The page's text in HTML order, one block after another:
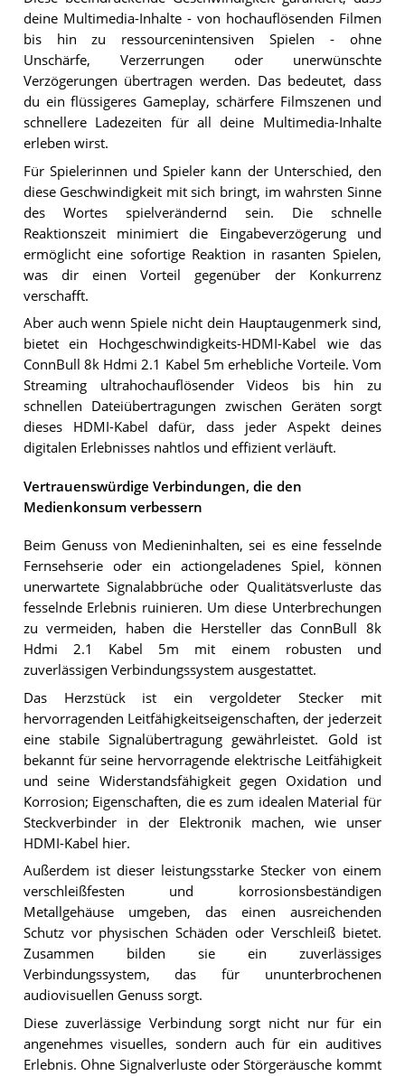
deine Multimedia-Inhalte - von hochauflösenden Filmen
bis hin zu ressourcenintensiven Spielen - ohne
Unschärfe, Verzerrungen oder unerwünschte
Verzögerungen übertragen werden. Das bedeutet, dass
du ein flüssigeres Gameplay, schärfere Filmszenen und
schnellere Ladezeiten für all deine Multimedia-Inhalte
erleben wirst.
Für Spielerinnen und Spieler kann der Unterschied, den
diese Geschwindigkeit mit sich bringt, im wahrsten Sinne
des Wortes spielverändernd sein. Die schnelle
Reaktionszeit minimiert die Eingabeverzögerung und
ermöglicht eine sofortige Reaktion in rasanten Spielen,
was dir einen Vorteil gegenüber der Konkurrenz
verschafft.
Aber auch wenn Spiele nicht dein Hauptaugenmerk sind,
bietet ein Hochgeschwindigkeits-HDMI-Kabel wie das
ConnBull 8k Hdmi 2.1 Kabel 5m erhebliche Vorteile. Vom
Streaming ultrahochauflösender Videos bis hin zu
schnellen Dateiübertragungen zwischen Geräten sorgt
dieses HDMI-Kabel dafür, dass jeder Aspekt deines
digitalen Erlebnisses nahtlos und effizient verläuft.
Vertrauenswürdige Verbindungen, die den
Medienkonsum verbessern
Beim Genuss von Medieninhalten, sei es eine fesselnde
Fernsehserie oder ein actiongeladenes Spiel, können
unerwartete Signalabbrüche oder Qualitätsverluste das
fesselnde Erlebnis ruinieren. Um diese Unterbrechungen
zu vermeiden, haben die Hersteller das ConnBull 8k
Hdmi 2.1 Kabel 5m mit einem robusten und
zuverlässigen Verbindungssystem ausgestattet.
Das Herzstück ist ein vergoldeter Stecker mit
hervorragenden Leitfähigkeitseigenschaften, der jederzeit
eine stabile Signalübertragung gewährleistet. Gold ist
bekannt für seine hervorragende elektrische Leitfähigkeit
und seine Widerstandsfähigkeit gegen Oxidation und
Korrosion; Eigenschaften, die es zum idealen Material für
Steckverbinder in der Elektronik machen, wie unser
HDMI-Kabel hier.
Außerdem ist dieser leistungsstarke Stecker von einem
verschleißfesten und korrosionsbeständigen
Metallgehäuse umgeben, das einen ausreichenden
Schutz vor physischen Schäden oder Verschleiß bietet.
Zusammen bilden sie ein zuverlässiges
Verbindungssystem, das für ununterbrochenen
audiovisuellen Genuss sorgt.
Diese zuverlässige Verbindung sorgt nicht nur für ein
angenehmes visuelles, sondern auch für ein auditives
Erlebnis. Ohne Signalverluste oder Störgeräusche kommt